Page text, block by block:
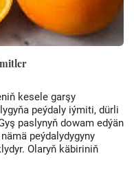
kesele garşy
peýdaly iýmiti, dürli
paslynyň dowam edýän
peýdalydygyny
Olaryň käbiriniň